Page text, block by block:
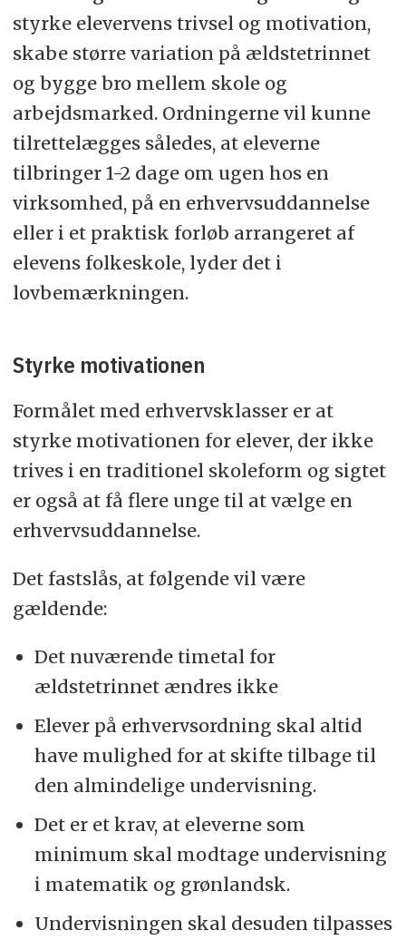
styrke elevervens trivsel og motivation,
skabe større variation på ældstetrinnet
og bygge bro mellem skole og
arbejdsmarked. Ordningerne vil kunne
tilrettelægges således, at eleverne
tilbringer 1-2 dage om ugen hos en
virksomhed, på en erhvervsuddannelse
eller i et praktisk forløb arrangeret af
elevens folkeskole, lyder det i
lovbemærkningen.
Styrke motivationen
Formålet med erhvervsklasser er at
styrke motivationen for elever, der ikke
trives i en traditionel skoleform og sigtet
er også at få flere unge til at vælge en
erhvervsuddannelse.
Det fastslås, at følgende vil være
gældende:
Det nuværende timetal for
ældstetrinnet ændres ikke
Elever på erhvervsordning skal altid
have mulighed for at skifte tilbage til
den almindelige undervisning.
Det er et krav, at eleverne som
minimum skal modtage undervisning
i matematik og grønlandsk.
Undervisningen skal desuden tilpasses